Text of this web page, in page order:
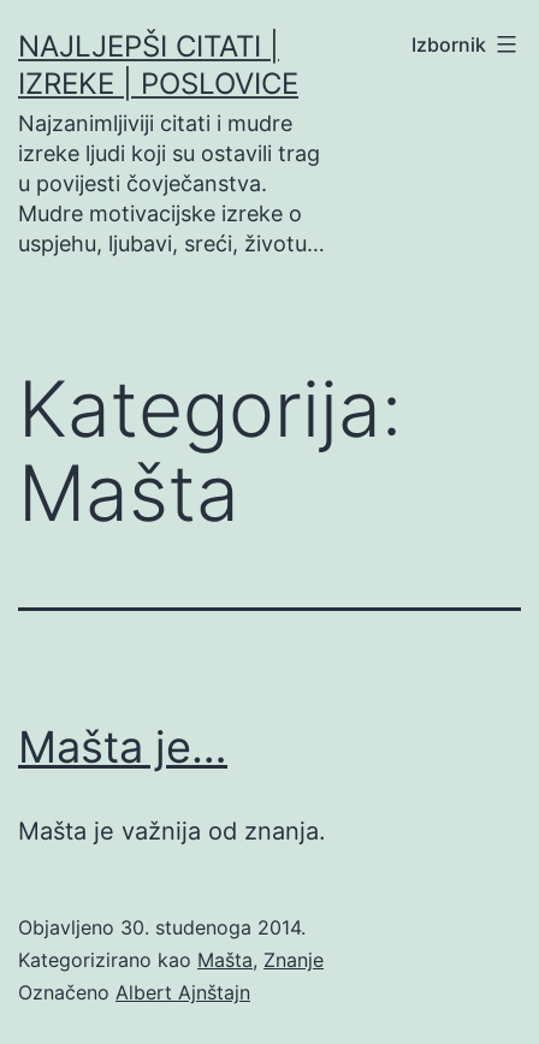
na
sadržaj
NAJLJEPŠI CITATI |
IZREKE | POSLOVICE
Najzanimljiviji citati i mudre
izreke ljudi koji su ostavili trag
u povijesti čovječanstva.
Mudre motivacijske izreke o
uspjehu, ljubavi, sreći, životu…
Izbornik
Kategorija:
Mašta
Mašta je…
Mašta je važnija od znanja.
Objavljeno 30. studenoga 2014.
Kategorizirano kao Mašta, Znanje
Označeno Albert Ajnštajn